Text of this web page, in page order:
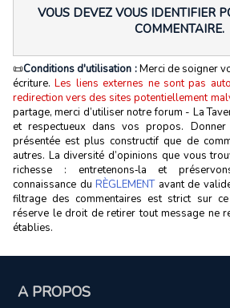
VOUS DEVEZ VOUS IDENTIFIER
COMMENTAIRE.
📜Conditions d'utilisation :Merci de soigner
écriture.Les liens externes ne sont pas
redirection vers des sites potentiellement
partage, merci d’utiliser notre forum - La
et respectueux dans vos propos.
présentée est plus constructif que de
autres. La diversité d’opinions que vous
richesse : entretenons‑la et
connaissance du RÈGLEMENTavant de
filtrage des commentaires est strict sur
réserve le droit de retirer tout message ne
établies.
A PROPOS